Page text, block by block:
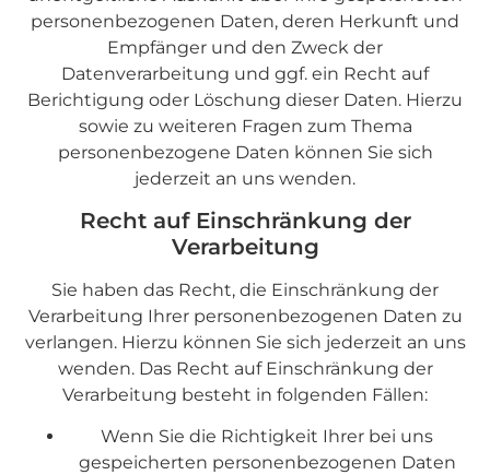
personenbezogenen Daten, deren Herkunft und
Empfänger und den Zweck der
Datenverarbeitung und ggf. ein Recht auf
Berichtigung oder Löschung dieser Daten. Hierzu
sowie zu weiteren Fragen zum Thema
personenbezogene Daten können Sie sich
jederzeit an uns wenden.
Recht auf Einschränkung der
Verarbeitung
Sie haben das Recht, die Einschränkung der
Verarbeitung Ihrer personenbezogenen Daten zu
verlangen. Hierzu können Sie sich jederzeit an uns
wenden. Das Recht auf Einschränkung der
Verarbeitung besteht in folgenden Fällen:
Wenn Sie die Richtigkeit Ihrer bei uns
gespeicherten personenbezogenen Daten